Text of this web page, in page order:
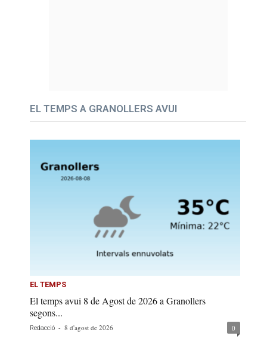
EL TEMPS A GRANOLLERS AVUI
EL TEMPS
El temps avui 8 de Agost de 2026 a Granollers
segons...
Redacció - 8 d'agost de 2026 0